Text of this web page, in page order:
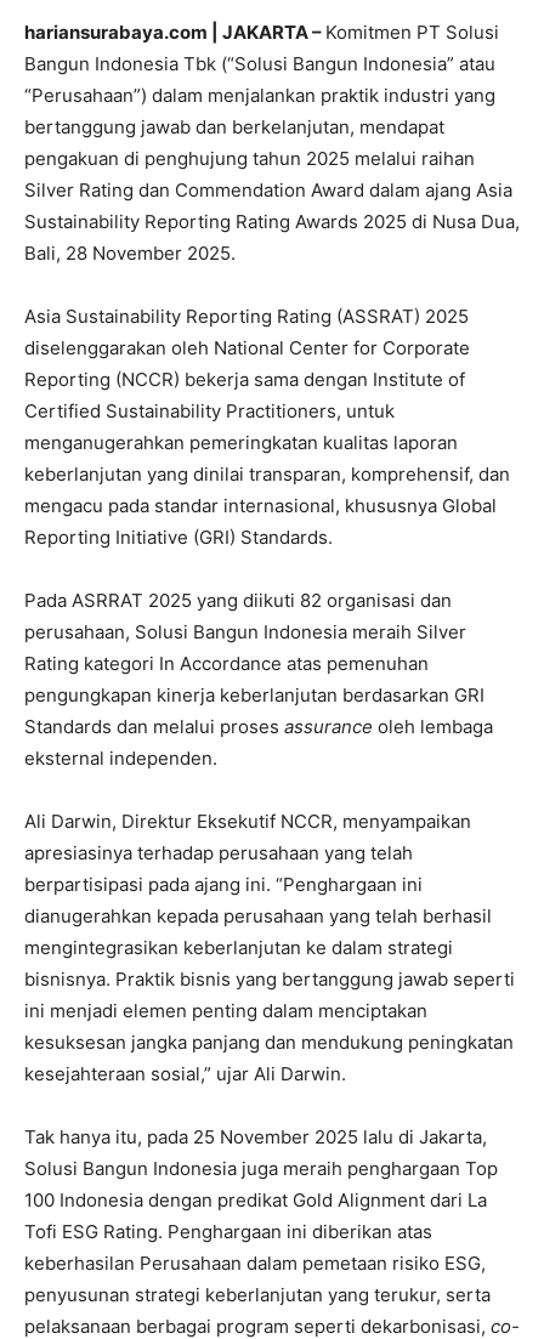
hariansurabaya.com | JAKARTA – Komitmen PT Solusi
Bangun Indonesia Tbk (“Solusi Bangun Indonesia” atau
“Perusahaan”) dalam menjalankan praktik industri yang
bertanggung jawab dan berkelanjutan, mendapat
pengakuan di penghujung tahun 2025 melalui raihan
Silver Rating dan Commendation Award dalam ajang Asia
Sustainability Reporting Rating Awards 2025 di Nusa Dua,
Bali, 28 November 2025.
Asia Sustainability Reporting Rating (ASSRAT) 2025
diselenggarakan oleh National Center for Corporate
Reporting (NCCR) bekerja sama dengan Institute of
Certified Sustainability Practitioners, untuk
menganugerahkan pemeringkatan kualitas laporan
keberlanjutan yang dinilai transparan, komprehensif, dan
mengacu pada standar internasional, khususnya Global
Reporting Initiative (GRI) Standards.
Pada ASRRAT 2025 yang diikuti 82 organisasi dan
perusahaan, Solusi Bangun Indonesia meraih Silver
Rating kategori In Accordance atas pemenuhan
pengungkapan kinerja keberlanjutan berdasarkan GRI
Standards dan melalui proses assurance oleh lembaga
eksternal independen.
Ali Darwin, Direktur Eksekutif NCCR, menyampaikan
apresiasinya terhadap perusahaan yang telah
berpartisipasi pada ajang ini. “Penghargaan ini
dianugerahkan kepada perusahaan yang telah berhasil
mengintegrasikan keberlanjutan ke dalam strategi
bisnisnya. Praktik bisnis yang bertanggung jawab seperti
ini menjadi elemen penting dalam menciptakan
kesuksesan jangka panjang dan mendukung peningkatan
kesejahteraan sosial,” ujar Ali Darwin.
Tak hanya itu, pada 25 November 2025 lalu di Jakarta,
Solusi Bangun Indonesia juga meraih penghargaan Top
100 Indonesia dengan predikat Gold Alignment dari La
Tofi ESG Rating. Penghargaan ini diberikan atas
keberhasilan Perusahaan dalam pemetaan risiko ESG,
penyusunan strategi keberlanjutan yang terukur, serta
pelaksanaan berbagai program seperti dekarbonisasi, co-